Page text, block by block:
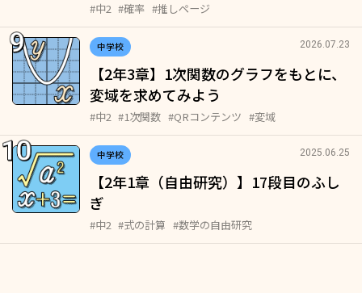
#中2 #確率 #推しページ
中学校 2026.07.23
【2年3章】1次関数のグラフをもとに、
変域を求めてみよう
#中2 #1次関数 #QRコンテンツ #変域
中学校 2025.06.25
【2年1章（自由研究）】17段目のふし
ぎ
#中2 #式の計算 #数学の自由研究